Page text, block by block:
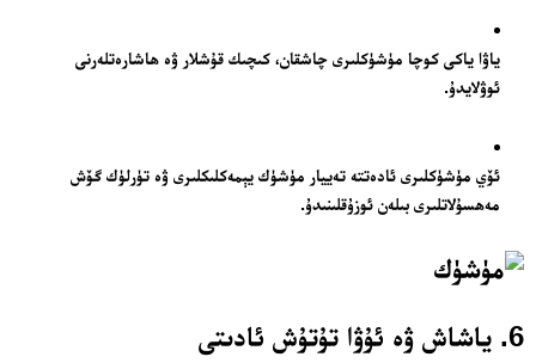
ياۋا ياكى كوچا مۈشۈكلىرى چاشقان، كىچىك قۇشلار ۋە ھاشارەتلەرنى
ئوۋلايدۇ.
ئۆي مۈشۈكلىرى ئادەتتە تەييار مۈشۈك يېمەكلىكلىرى ۋە تۈرلۈك گۆش
مەھسۇلاتلىرى بىلەن ئوزۇقلىنىدۇ.
6. ياشاش ۋە ئۇۋا تۇتۇش ئادىتى